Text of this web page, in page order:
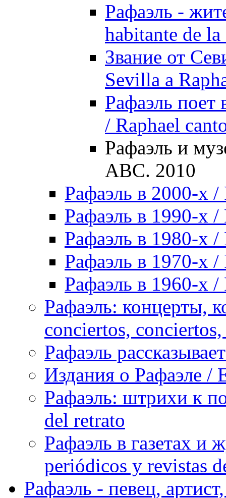
Рафаэль -
habitante de
Звание от
Sevilla a
Рафаэль
/ Raphael
Рафаэль и
ABC. 2010
Рафаэль в 2000-х /
Рафаэль в 1990-х /
Рафаэль в 1980-х /
Рафаэль в 1970-х /
Рафаэль в 1960-х /
Рафаэль: концерты,
conciertos,
Рафаэль
Издания о Рафаэле /
Рафаэль: штрихи к
del retrato
Рафаэль в газетах и
periódicos y revistas
Рафаэль - певец,